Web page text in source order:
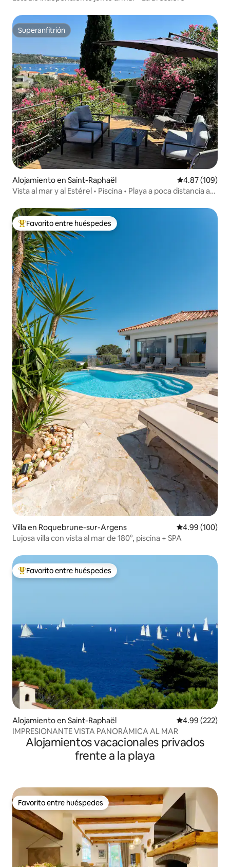
Superanfitrión
Superanfitrión
Alojamiento en Saint-Raphaël Calificación
4.87 (109)
Vista al mar y al Estérel • Piscina • Playa a poca distancia a
Favorito entre huéspedes preferido
Favorito entre huéspedes
Villa en Roquebrune-sur-Argens Calificación
4.99 (100)
Lujosa villa con vista al mar de 180°, piscina + SPA
Favorito entre huéspedes preferido
Favorito entre huéspedes
Alojamiento en Saint-Raphaël Calificación
4.99 (222)
IMPRESIONANTE VISTA PANORÁMICA AL MAR
Alojamientos vacacionales privados
frente a la playa
Favorito entre huéspedes
Favorito entre huéspedes